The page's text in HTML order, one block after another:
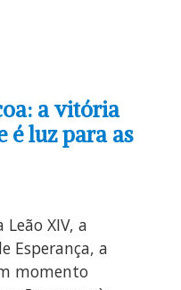
a vitória
é luz para as
XIV, a
Esperança, a
momento